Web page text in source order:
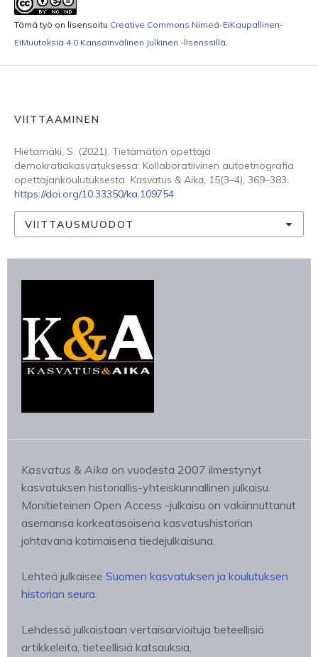
Tämä työ on lisensoitu Creative Commons Nimeä-EiKaupallinen-
EiMuutoksia 4.0 Kansainvälinen Julkinen -lisenssillä.
VIITTAAMINEN
Hietamäki, S. (2021). Tietämätön opettaja
demokratiakasvatuksessa: Kollaboratiivinen autoetnografia
opettajankoulutuksesta. Kasvatus & Aika, 15(3–4), 369–383.
https://doi.org/10.33350/ka.109754
VIITTAUSMUODOT
Kasvatus & Aika on vuodesta 2007 ilmestynyt
kasvatuksen historiallis-yhteiskunnallinen julkaisu.
Monitieteinen Open Access -julkaisu on vakiinnuttanut
asemansa korkeatasoisena kasvatushistorian
johtavana kotimaisena tiedejulkaisuna.
Lehteä julkaisee Suomen kasvatuksen ja koulutuksen
historian seura.
Lehdessä julkaistaan vertaisarvioituja tieteellisiä
artikkeleita, tieteellisiä katsauksia,